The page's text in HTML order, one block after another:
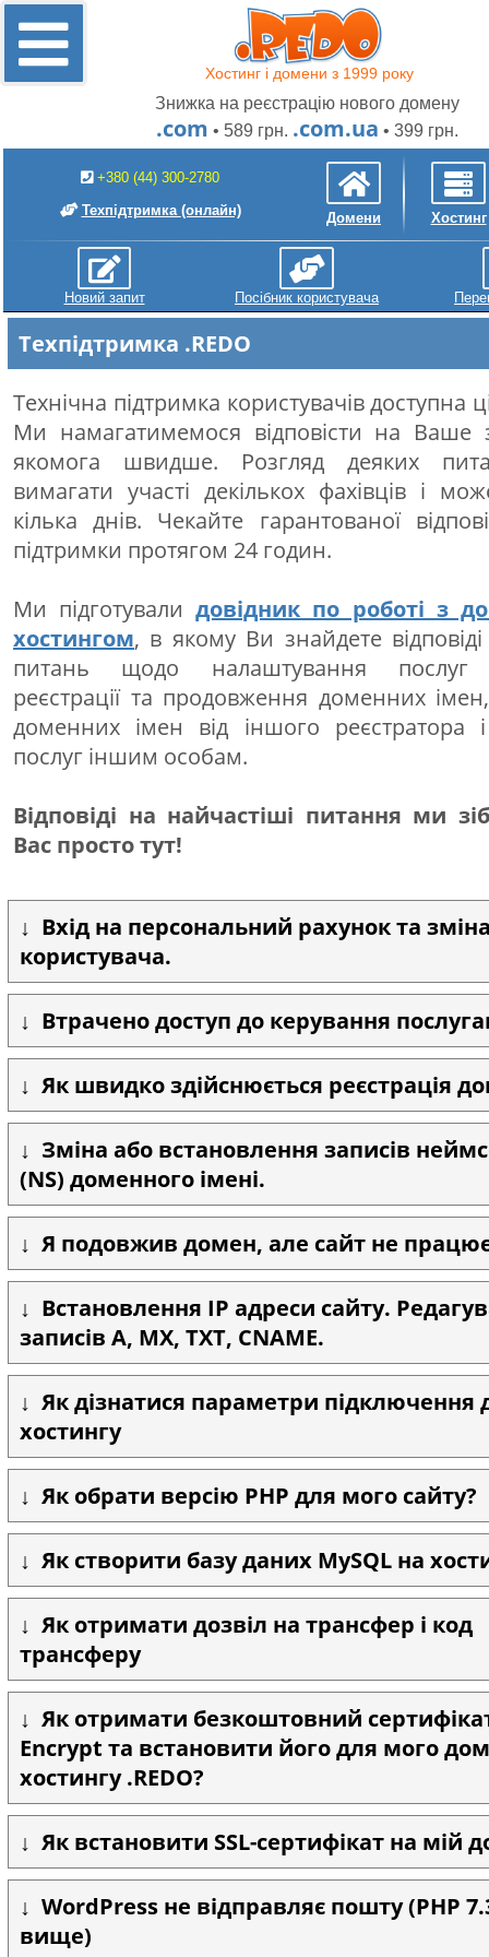
Хостинг і домени з 1999 року
Знижка на реєстрацію нового домену
.com • 589 грн. .com.ua • 399 грн.
+380 (44) 300-2780
Техпідтримка (онлайн) Домени Хостинг
Новий запит Посібник користувача
Техпідтримка .REDO
Технічна підтримка користувачів доступна
Ми намагатимемося відповісти на Ваше
якомога швидше. Розгляд деяких
вимагати участі декількох фахівців і
кілька днів. Чекайте гарантованої
підтримки протягом 24 годин.
Ми підготувалидовідник по роботі з
хостингом, в якому Ви знайдете
питань щодо налаштування послуг
реєстрації та продовження доменних
доменних імен від іншого реєстратора
послуг іншим особам.
Відповіді на найчастіші питання ми
Вас просто тут!
Вхід на персональний рахунок та
користувача.
Втрачено доступ до керування
Як швидко здійснюється реєстрація
Зміна або встановлення записів
(NS) доменного імені.
Я подовжив домен, але сайт не
Встановлення IP адреси сайту.
записів A, MX, TXT, CNAME.
Як дізнатися параметри підключення
хостингу
Як обрати версію PHP для мого сайту?
Як створити базу даних MySQL на
Як отримати дозвіл на трансфер і код
трансферу
Як отримати безкоштовний
Encrypt та встановити його для мого
хостингу .REDO?
Як встановити SSL-сертифікат на мій
WordPress не відправляє пошту (PHP
вище)